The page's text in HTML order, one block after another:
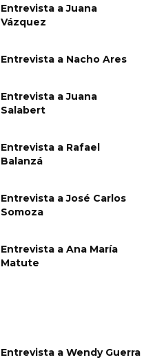
Entrevista a Juana
Vázquez
Entrevista a Nacho Ares
Entrevista a Juana
Salabert
Entrevista a Rafael
Balanzá
Entrevista a José Carlos
Somoza
Entrevista a Ana María
Matute
Entrevista a Wendy Guerra